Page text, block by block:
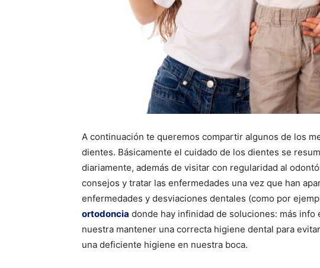
A continuación te queremos compartir algunos de los
dientes. Básicamente el cuidado de los dientes se
diariamente, además de visitar con regularidad al
consejos y tratar las enfermedades una vez que han
enfermedades y desviaciones dentales (como por
ortodoncia donde hay infinidad de soluciones: más info
nuestra mantener una correcta higiene dental para
una deficiente higiene en nuestra boca.